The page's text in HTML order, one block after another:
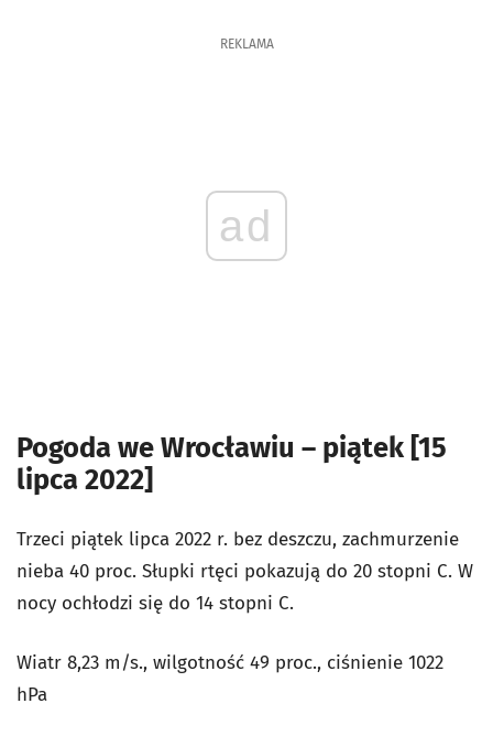
REKLAMA
ad
Pogoda we Wrocławiu – piątek [15
lipca 2022]
Trzeci piątek lipca 2022 r. bez deszczu, zachmurzenie
nieba 40 proc. Słupki rtęci pokazują do 20 stopni C. W
nocy ochłodzi się do 14 stopni C.
Wiatr 8,23 m/s., wilgotność 49 proc., ciśnienie 1022
hPa